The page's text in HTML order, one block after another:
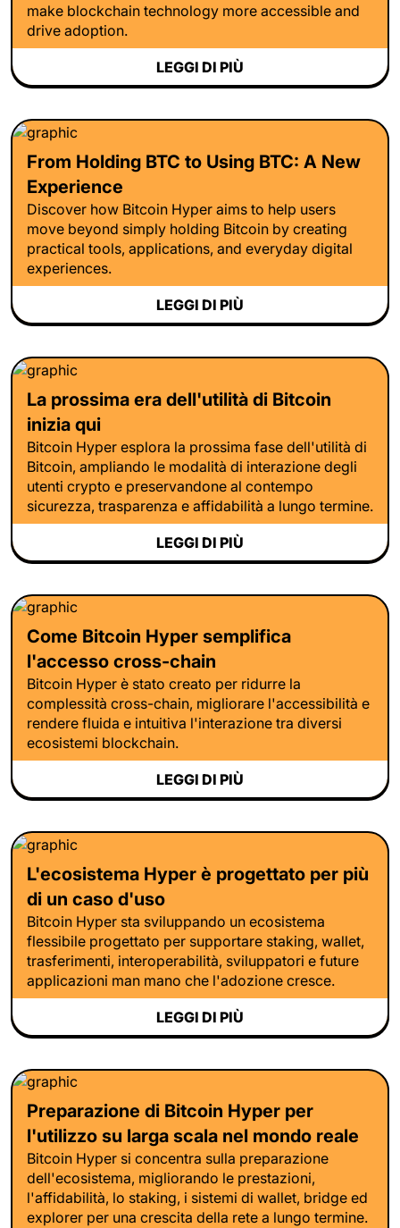
make blockchain technology more accessible and
drive adoption.
LEGGI DI PIÙ
From Holding BTC to Using BTC: A New
Experience
Discover how Bitcoin Hyper aims to help users
move beyond simply holding Bitcoin by creating
practical tools, applications, and everyday digital
experiences.
LEGGI DI PIÙ
La prossima era dell'utilità di Bitcoin
inizia qui
Bitcoin Hyper esplora la prossima fase dell'utilità di
Bitcoin, ampliando le modalità di interazione degli
utenti crypto e preservandone al contempo
sicurezza, trasparenza e affidabilità a lungo termine.
LEGGI DI PIÙ
Come Bitcoin Hyper semplifica
l'accesso cross-chain
Bitcoin Hyper è stato creato per ridurre la
complessità cross-chain, migliorare l'accessibilità e
rendere fluida e intuitiva l'interazione tra diversi
ecosistemi blockchain.
LEGGI DI PIÙ
L'ecosistema Hyper è progettato per più
di un caso d'uso
Bitcoin Hyper sta sviluppando un ecosistema
flessibile progettato per supportare staking, wallet,
trasferimenti, interoperabilità, sviluppatori e future
applicazioni man mano che l'adozione cresce.
LEGGI DI PIÙ
Preparazione di Bitcoin Hyper per
l'utilizzo su larga scala nel mondo reale
Bitcoin Hyper si concentra sulla preparazione
dell'ecosistema, migliorando le prestazioni,
l'affidabilità, lo staking, i sistemi di wallet, bridge ed
explorer per una crescita della rete a lungo termine.